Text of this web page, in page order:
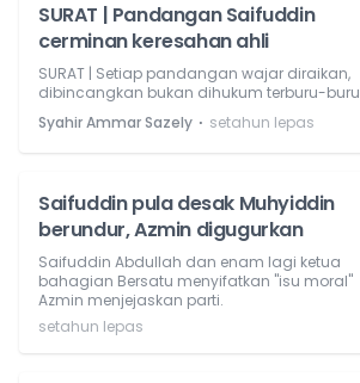
SURAT | Pandangan Saifuddin
cerminan keresahan ahli
SURAT | Setiap pandangan wajar diraikan,
dibincangkan bukan dihukum terburu-buru
Syahir Ammar Sazely ⋅ setahun lepas
Saifuddin pula desak Muhyiddin
berundur, Azmin digugurkan
Saifuddin Abdullah dan enam lagi ketua
bahagian Bersatu menyifatkan "isu moral"
Azmin menjejaskan parti.
setahun lepas